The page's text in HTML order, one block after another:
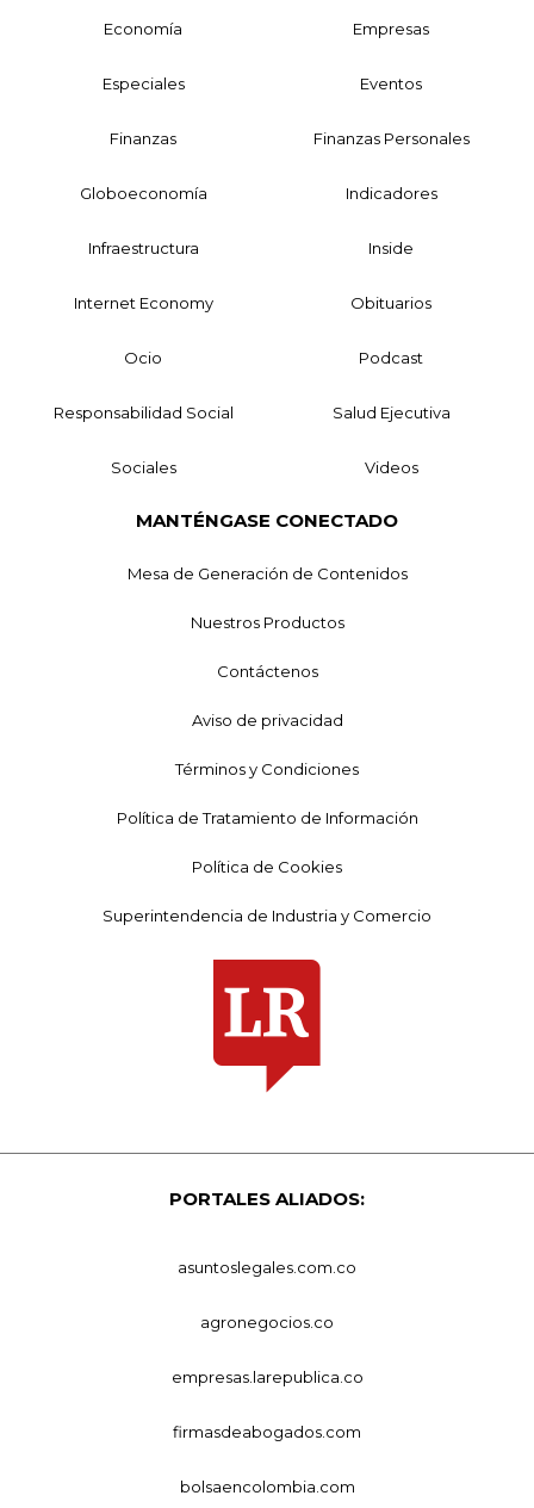
Economía Empresas
Especiales Eventos
Finanzas Finanzas Personales
Globoeconomía Indicadores
Infraestructura Inside
Internet Economy Obituarios
Ocio Podcast
Responsabilidad Social Salud Ejecutiva
Sociales Videos
MANTÉNGASE CONECTADO
Mesa de Generación de Contenidos
Nuestros Productos
Contáctenos
Aviso de privacidad
Términos y Condiciones
Política de Tratamiento de Información
Política de Cookies
Superintendencia de Industria y Comercio
PORTALES ALIADOS:
asuntoslegales.com.co
agronegocios.co
empresas.larepublica.co
firmasdeabogados.com
bolsaencolombia.com